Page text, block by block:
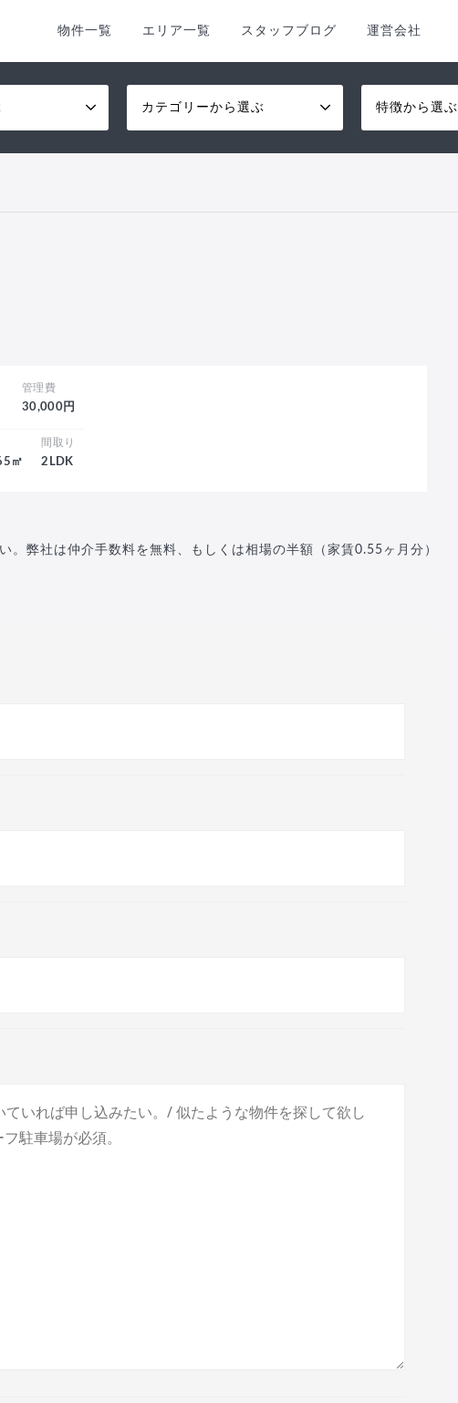
物件一覧 エリア一覧 スタッフブログ 運営会社
カテゴリーから選ぶ 特徴から選ぶ
管理費
30,000円
㎡
間取り
2LDK
。弊社は仲介手数料を無料、もしくは相場の半額（家賃0.55ヶ月分）